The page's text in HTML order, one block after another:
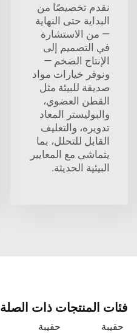
نقدم تخصيصًا من
البداية حتى النهاية
— من الاستشارة
في التصميم إلى
الإنتاج الضخم —
ونوفر خيارات مواد
صديقة للبيئة مثل
القطن العضوي،
والبوليستر المعاد
تدويره، والتغليف
القابل للتحلل، بما
يتماشى مع المعايير
البيئية الحديثة.
فئات المنتجات ذات الصلة
حقيبة
حقيبة